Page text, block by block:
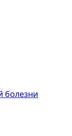
болезни